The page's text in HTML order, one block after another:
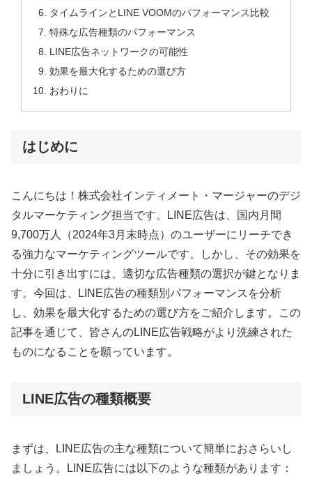
タイムラインとLINE VOOMのパフォーマンス比較
特殊な広告種類のパフォーマンス
LINE広告ネットワークの可能性
効果を最大化するための選び方
おわりに
はじめに
こんにちは！株式会社インティメート・マージャーのデジ
タルマーケティング担当です。LINE広告は、国内月間
9,700万人（2024年3月末時点）のユーザーにリーチでき
る強力なマーケティングツールです。しかし、その効果を
十分に引き出すには、適切な広告種類の選択が鍵となりま
す。今回は、LINE広告の種類別パフォーマンスを分析
し、効果を最大化するための選び方をご紹介します。この
記事を通じて、皆さんのLINE広告戦略がより洗練された
ものになることを願っています。
LINE広告の種類概要
まずは、LINE広告の主な種類について簡単におさらいし
ましょう。LINE広告には以下のような種類があります：